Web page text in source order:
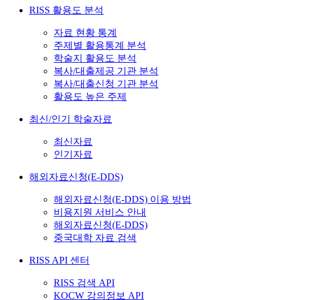
RISS 활용도 분석
자료 현황 통계
주제별 활용통계 분석
학술지 활용도 분석
복사/대출제공 기관 분석
복사/대출신청 기관 분석
활용도 높은 주제
최신/인기 학술자료
최신자료
인기자료
해외자료신청(E-DDS)
해외자료신청(E-DDS) 이용 방법
비용지원 서비스 안내
해외자료신청(E-DDS)
중국대학 자료 검색
RISS API 센터
RISS 검색 API
KOCW 강의정보 API